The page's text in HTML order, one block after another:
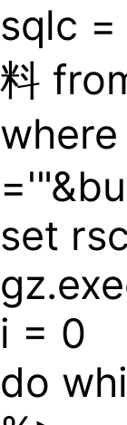
sqlc =
料
where
set
i = 0
do